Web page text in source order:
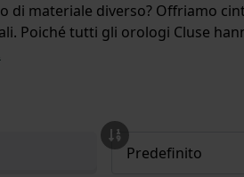
materiale diverso? Offriamo
Poiché tutti gli orologi Cluse